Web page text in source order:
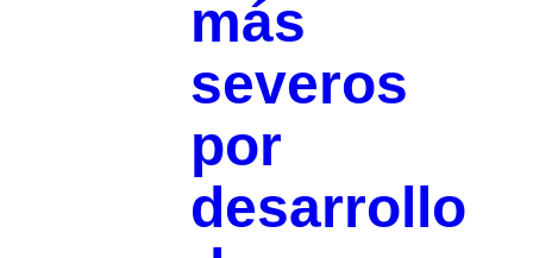
más
severos
por
desarrollo